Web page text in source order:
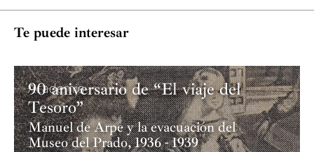
Te puede interesar
Academia
90 aniversario de “El viaje del
Tesoro”
Manuel de Arpe y la evacuación del
Museo del Prado, 1936 - 1939